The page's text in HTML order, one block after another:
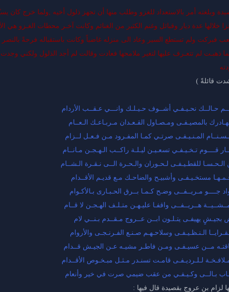
وبلغته أمر بالاستعداد للغزو وطلب منها أن تجهز ذلول أخيه ,ولما خرج كان
خلالها عدة ديار وقبائل وغنم الكثير من الغنائم وكانت آخـر محطات الغـزو هي
فبركت ولم تستطع السير وعاد الى منزله غاضباً وكانت باستقباله فرحةً
ذهبـت لم تتعـرف عليها لتغير ملامحها فعادت وقالت لم أجد الذلول ولكني
قائلةً )
حـالــك نحـيـفـي أشــوف حـيـلـك وانـــي عـقــب الأردام
بالمصيـفـى ومـصـاول القـعـدان مـربـاعـك الـعــام
المـنـيـفـى صرتـي كمـا المفـرود مـن فـعـل لــزام
قــــوم تـخـيـفـي تسعـيـن ليـلـة راكــب الـهـجـن مـانــام
الـحـسـا للقطـيـفـى لـحـوران والـحـرة الــى نـقـرة الـشــام
مستخـيـفـى وأشبيـح والضاحـك مـع قديـم الأقــدام
جــــو مـريــفــى وضـح كـمـا بــرق الحـبـارى بـالأكـوام
مــشــيــة هــريــفــى واقفـا عليـهـن متـلـف الهـجـن لا قــام
بجيـشٍ يهيفـى يتـلـون ابــن عــروج مـقــدم بـنــي لام
الـنـظـيـفـى وسلاحـهـم صـنـع الفـرنـجـى والأروام
مــن عسيـفـى ومـن فاطـر مشيـه عـن الجيـش قــدام
لـلـرديـفـى قامـت تسنـدر مـثـل مبـخـوص الأقــدام
بـالــى وكـيـفـي من عقب ضيمي صرت في خير وأنعام
لزام بن عروج بقصيدة قال فيها :